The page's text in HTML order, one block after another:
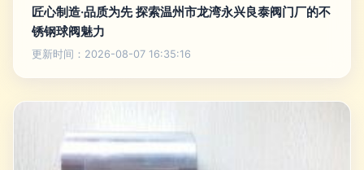
匠心制造·品质为先 探索温州市龙湾永兴良泰阀门厂的不
锈钢球阀魅力
更新时间：2026-08-07 16:35:16